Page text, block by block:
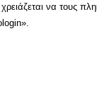
να τους